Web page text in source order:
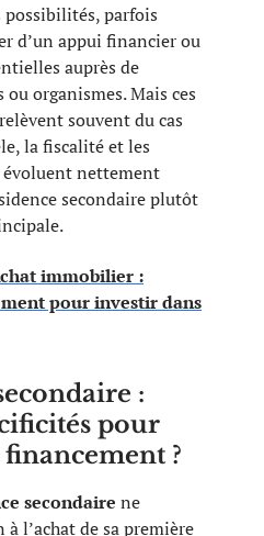
parfois
d’un appui financier ou
auprès de
organismes. Mais ces
souvent du cas
la fiscalité et les
nettement
secondaire plutôt
immobilier :
pour investir dans
:
pour
financement ?
secondaire ne
l’achat de sa première